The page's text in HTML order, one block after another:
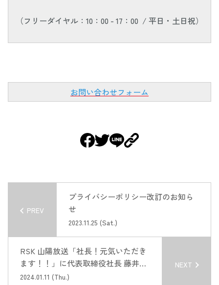
（フリーダイヤル：10：00 - 17：00 / 平日・土日祝）
お問い合わせフォーム
PREV
プライバシーポリシー改訂のお知ら
せ
2023.11.25 (Sat.)
RSK 山陽放送「社長！元気いただき
ます！！」に代表取締役社長 藤井が
出演しました
2024.01.11 (Thu.)
NEXT